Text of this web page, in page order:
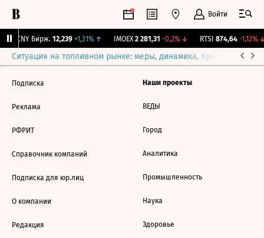
Войти
CNY Бирж. 12,239 +1,31%↑ IMOEX 2 281,31 -0,2%↓ RTSI 874,64 -1,12%↓
Ситуация на топливном рынке: меры, динамика, прогнозы
Подписка
Реклама
РФРИТ
Справочник компаний
Подписка для юр.лиц
О компании
Редакция
Наши проекты
ВЕДЫ
Город
Аналитика
Промышленность
Наука
Здоровье